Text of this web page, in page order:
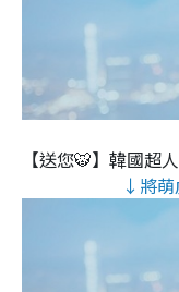
【送您🐯】韓國超
↓將萌